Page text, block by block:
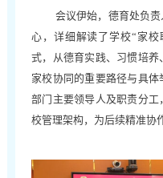
会议伊始，德育处负
心，详细解读了学校“家
式，从德育实践、习惯培
家校协同的重要路径与具
部门主要领导人及职责分
校管理架构，为后续精准协